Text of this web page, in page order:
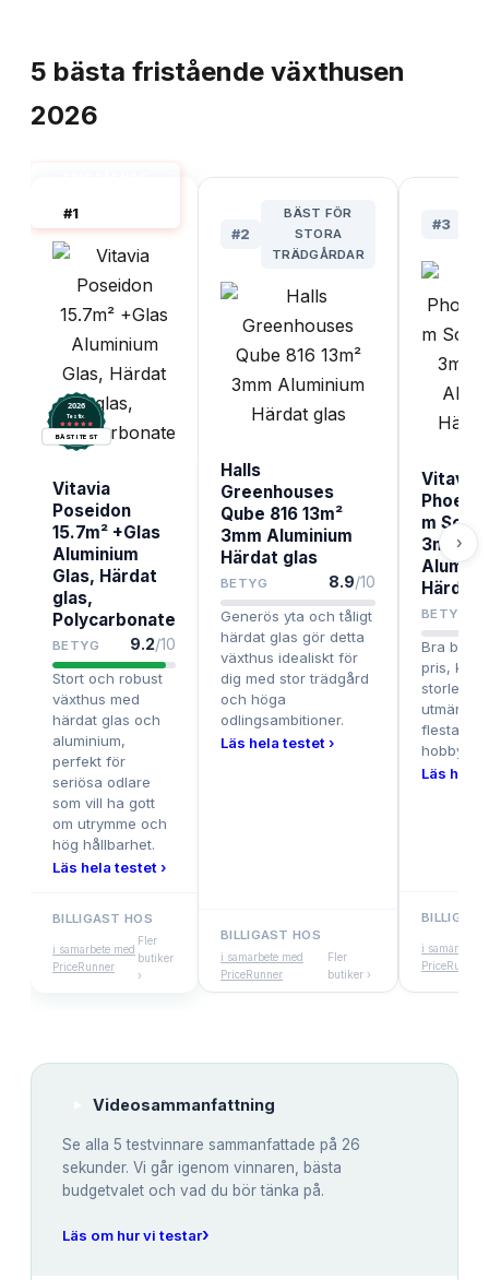
5 bästa fristående växthusen
2026
#1
2026
Testix.
BÄST I TEST
Vitavia
Poseidon
15.7m² +Glas
Aluminium
Glas, Härdat
glas,
Polycarbonate
BETYG 9.2/10
Stort och robust
växthus med
härdat glas och
aluminium,
perfekt för
seriösa odlare
som vill ha gott
om utrymme och
hög hållbarhet.
Läs hela testet ›
BILLIGAST HOS
i samarbete med
PriceRunner
Fler
butiker
›
#2
BÄST FÖR
STORA
TRÄDGÅRDAR
Halls
Greenhouses
Qube 816 13m²
3mm Aluminium
Härdat glas
BETYG 8.9/10
Generös yta och tåligt
härdat glas gör detta
växthus idealiskt för
dig med stor trädgård
och höga
odlingsambitioner.
Läs hela testet ›
BILLIGAST HOS
i samarbete med
PriceRunner
Fler
butiker ›
#3
Vitavia
m
3mm
Härdat
BETYG
Bra
pris,
storlek –
utmärkt
flesta
Läs hela
i samarbete
PriceRunner
›
Videosammanfattning
Se alla 5 testvinnare sammanfattade på 26
sekunder. Vi går igenom vinnaren, bästa
budgetvalet och vad du bör tänka på.
Läs om hur vi testar›